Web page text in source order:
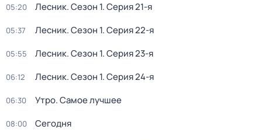
05:20 Лесник. Сезон 1. Серия 21-я
05:37 Лесник. Сезон 1. Серия 22-я
05:55 Лесник. Сезон 1. Серия 23-я
06:12 Лесник. Сезон 1. Серия 24-я
06:30 Утро. Самое лучшее
08:00 Сегодня